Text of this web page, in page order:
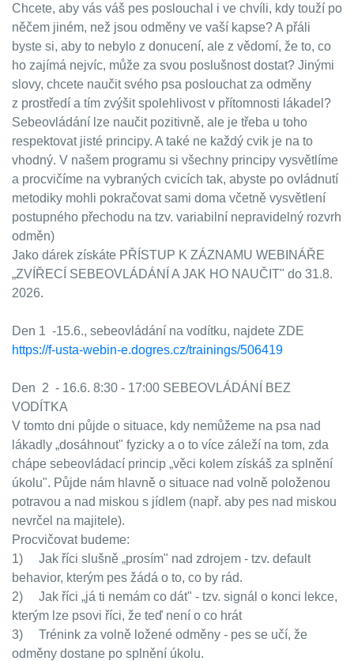
Chcete, aby vás váš pes poslouchal i ve chvíli, kdy touží po
něčem jiném, než jsou odměny ve vaší kapse? A přáli
byste si, aby to nebylo z donucení, ale z vědomí, že to, co
ho zajímá nejvíc, může za svou poslušnost dostat? Jinými
slovy, chcete naučit svého psa poslouchat za odměny
z prostředí a tím zvýšit spolehlivost v přítomnosti lákadel?
Sebeovládání lze naučit pozitivně, ale je třeba u toho
respektovat jisté principy. A také ne každý cvik je na to
vhodný. V našem programu si všechny principy vysvětlíme
a procvičíme na vybraných cvicích tak, abyste po ovládnutí
metodiky mohli pokračovat sami doma včetně vysvětlení
postupného přechodu na tzv. variabilní nepravidelný rozvrh
odměn)
Jako dárek získáte PŘÍSTUP K ZÁZNAMU WEBINÁŘE
„ZVÍŘECÍ SEBEOVLÁDÁNÍ A JAK HO NAUČIT" do 31.8.
2026.
Den 1 -15.6., sebeovládání na vodítku, najdete ZDE
https://f-usta-webin-e.dogres.cz/trainings/506419
Den 2 - 16.6. 8:30 - 17:00 SEBEOVLÁDÁNÍ BEZ
VODÍTKA
V tomto dni půjde o situace, kdy nemůžeme na psa nad
lákadly „dosáhnout" fyzicky a o to více záleží na tom, zda
chápe sebeovládací princip „věci kolem získáš za splnění
úkolu". Půjde nám hlavně o situace nad volně položenou
potravou a nad miskou s jídlem (např. aby pes nad miskou
nevrčel na majitele).
Procvičovat budeme:
1) Jak říci slušně „prosím" nad zdrojem - tzv. default
behavior, kterým pes žádá o to, co by rád.
2) Jak říci „já ti nemám co dát" - tzv. signál o konci lekce,
kterým lze psovi říci, že teď není o co hrát
3) Trénink za volně ložené odměny - pes se učí, že
odměny dostane po splnění úkolu.